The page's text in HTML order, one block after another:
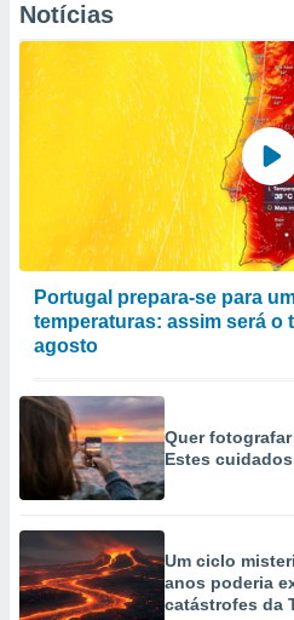
Notícias
Portugal prepara-se para
temperaturas: assim será o
agosto
Quer
Estes
Um ciclo
anos poderia
catástrofes da